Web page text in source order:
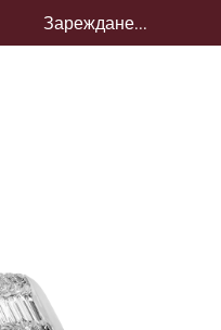
Зареждане...